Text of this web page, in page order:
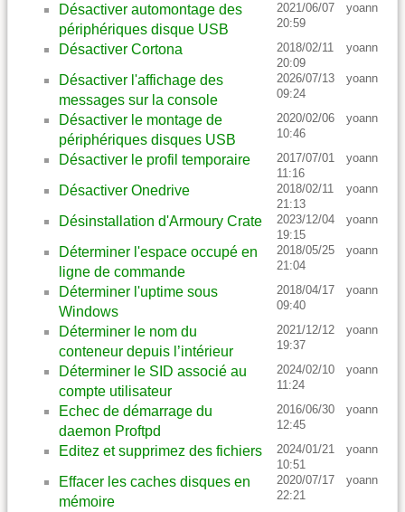
Désactiver automontage des
périphériques disque USB
2021/06/07
20:59
yoann
Désactiver Cortona
2018/02/11
20:09
yoann
Désactiver l'affichage des
messages sur la console
2026/07/13
09:24
yoann
Désactiver le montage de
périphériques disques USB
2020/02/06
10:46
yoann
Désactiver le profil temporaire
2017/07/01
11:16
yoann
Désactiver Onedrive
2018/02/11
21:13
yoann
Désinstallation d'Armoury Crate
2023/12/04
19:15
yoann
Déterminer l'espace occupé en
ligne de commande
2018/05/25
21:04
yoann
Déterminer l'uptime sous
Windows
2018/04/17
09:40
yoann
Déterminer le nom du
conteneur depuis l’intérieur
2021/12/12
19:37
yoann
Déterminer le SID associé au
compte utilisateur
2024/02/10
11:24
yoann
Echec de démarrage du
daemon Proftpd
2016/06/30
12:45
yoann
Editez et supprimez des fichiers
2024/01/21
10:51
yoann
Effacer les caches disques en
mémoire
2020/07/17
22:21
yoann